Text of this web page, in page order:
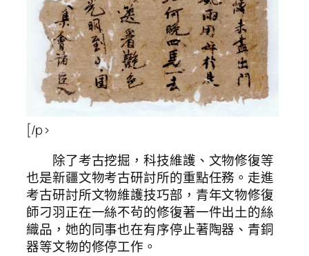
[/p>
除了考古挖掘，科技維護、文物修復等
也是新疆文物考古研討所的重點任務。走進
考古研討所文物維護技巧部，青年文物修復
師刁羽正在一絲不茍的修復著一件出土的絲
織品，她的同事也在有序停止著陶器、青銅
器等文物的修停工作。